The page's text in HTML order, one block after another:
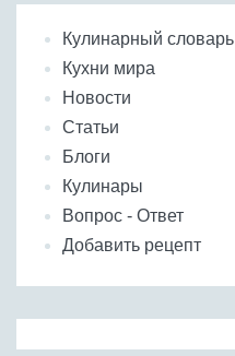
Кулинарный словарь
Кухни мира
Новости
Статьи
Блоги
Кулинары
Вопрос - Ответ
Добавить рецепт